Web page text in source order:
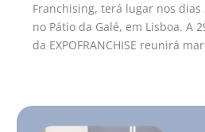
Franchising, terá lugar nos
no Pátio da Galé, em Lisboa. A
da EXPOFRANCHISE reunirá